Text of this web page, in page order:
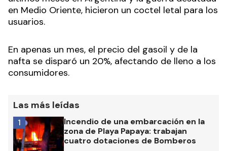
en Medio Oriente, hicieron un coctel letal para los
usuarios.
En apenas un mes, el precio del gasoil y de la
nafta se disparó un 20%, afectando de lleno a los
consumidores.
Las más leídas
Incendio de una embarcación en la
zona de Playa Papaya: trabajan
cuatro dotaciones de Bomberos
1